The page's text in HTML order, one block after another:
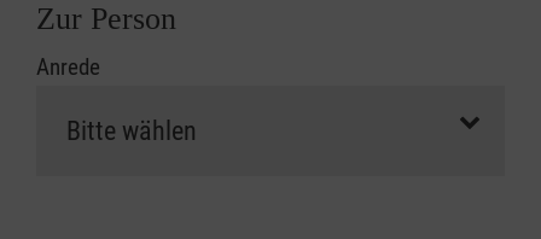
Zur Person
Anrede